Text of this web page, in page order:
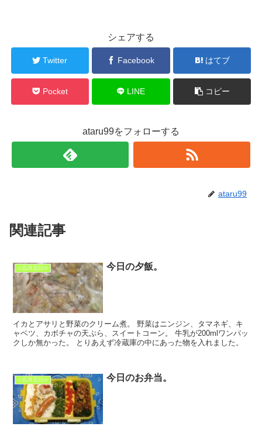
シェアする
Twitter Facebook はてブ
Pocket LINE コピー
ataru99をフォローする
ataru99
関連記事
☆忘月忘日☆ 今日の夕飯。
イカとアサリと野菜のクリーム煮。 野菜はニンジン、タマネギ、キ
ャベツ、カボチャの天ぷら、スイートコーン。 牛乳が200mlワンパッ
クしか無かった。 とりあえず冷蔵庫の中にあった物を入れました。
☆忘月忘日☆ 今日のお弁当。